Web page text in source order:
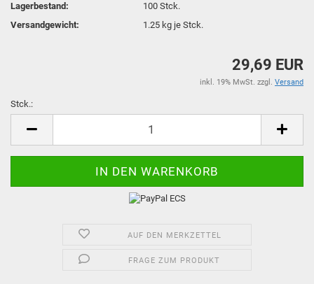
Lagerbestand: 100Stck.
Versandgewicht:
1.25 kg je Stck.
29,69 EUR
inkl. 19% MwSt. zzgl. Versand
Stck.:
AUF DEN MERKZETTEL
FRAGE ZUM PRODUKT